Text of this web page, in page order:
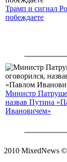
Трамп и сигнал
побеждаете
Министр
назвав Путина
Ивановичем»
2010 MixedNews